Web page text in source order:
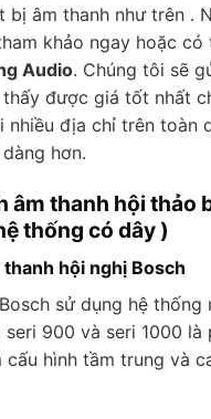
bị âm thanh như trên .
khảo ngay hoặc có
Audio. Chúng tôi sẽ
thấy được giá tốt nhất
nhiều địa chỉ trên toàn
hơn.
âm thanh hội thảo
thống có dây )
hội nghị Bosch
sử dụng hệ thống
900 và seri 1000 là
cấu hình tầm trung và